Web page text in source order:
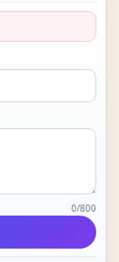
0/800